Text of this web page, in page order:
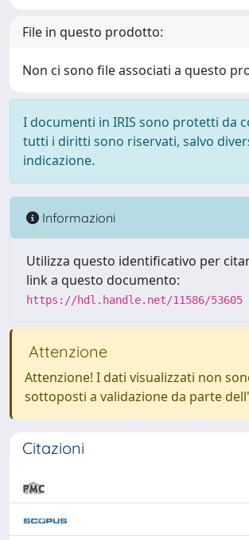
File in questo prodotto:
Non ci sono file associati a questo
I documenti in IRIS sono protetti da
tutti i diritti sono riservati, salvo
indicazione.
Informazioni
Utilizza questo identificativo per
link a questo documento:
https://hdl.handle.net/11586/53605
Attenzione
Attenzione! I dati visualizzati non
sottoposti a validazione da parte
Citazioni